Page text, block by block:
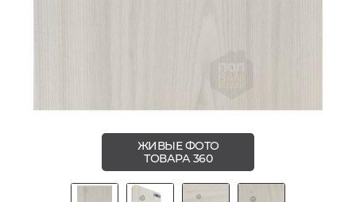
ЖИВЫЕ ФОТО
ТОВАРА 360